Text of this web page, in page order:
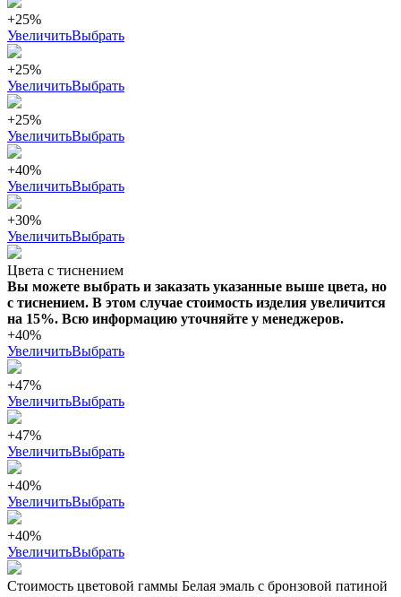
+25%
УвеличитьВыбрать
+25%
УвеличитьВыбрать
+25%
УвеличитьВыбрать
+40%
УвеличитьВыбрать
+30%
УвеличитьВыбрать
Цвета с тиснением
Вы можете выбрать и заказать указанные выше цвета, но
с тиснением. В этом случае стоимость изделия увеличится
на 15%. Всю информацию уточняйте у менеджеров.
+40%
УвеличитьВыбрать
+47%
УвеличитьВыбрать
+47%
УвеличитьВыбрать
+40%
УвеличитьВыбрать
+40%
УвеличитьВыбрать
Стоимость цветовой гаммы Белая эмаль с бронзовой патиной